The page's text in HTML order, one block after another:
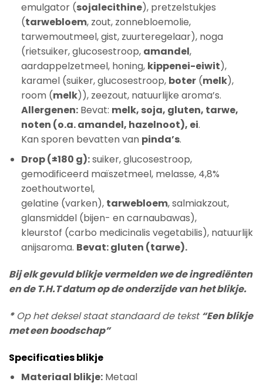
emulgator (sojalecithine), pretzelstukjes
(tarwebloem, zout, zonnebloemolie,
tarwemoutmeel, gist, zuurteregelaar), noga
(rietsuiker, glucosestroop, amandel,
aardappelzetmeel, honing, kippenei-eiwit),
karamel (suiker, glucosestroop, boter(melk),
room (melk)), zeezout, natuurlijke aroma’s.
Allergenen:Bevat: melk, soja, gluten, tarwe,
noten (o.a. amandel, hazelnoot), ei.
Kan sporen bevatten van pinda’s.
Drop (±180 g):suiker, glucosestroop,
gemodificeerd maïszetmeel, melasse, 4,8%
zoethoutwortel,
gelatine (varken), tarwebloem, salmiakzout,
glansmiddel (bijen- en carnaubawas),
kleurstof (carbo medicinalis vegetabilis), natuurlijk
anijsaroma. Bevat: gluten (tarwe).
Bij elk gevuld blikje vermelden we de ingrediënten
en de T.H.T datum op de onderzijde van het blikje.
*Op het deksel staat standaard de tekst“Een blikje
met een boodschap”
Specificaties blikje
Materiaal blikje:Metaal